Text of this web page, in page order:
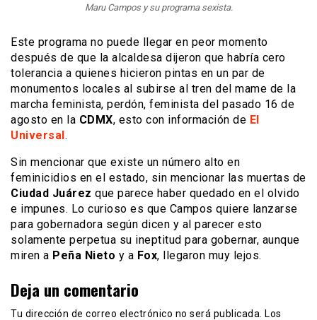
Maru Campos y su programa sexista.
Este programa no puede llegar en peor momento
después de que la alcaldesa dijeron que habría cero
tolerancia a quienes hicieron pintas en un par de
monumentos locales al subirse al tren del mame de la
marcha feminista, perdón, feminista del pasado 16 de
agosto en la CDMX, esto con información de El
Universal .
Sin mencionar que existe un número alto en
feminicidios en el estado, sin mencionar las muertas de
Ciudad Juárez que parece haber quedado en el olvido
e impunes. Lo curioso es que Campos quiere lanzarse
para gobernadora según dicen y al parecer esto
solamente perpetua su ineptitud para gobernar, aunque
miren a Peña Nieto y a Fox, llegaron muy lejos.
Deja un comentario
Tu dirección de correo electrónico no será publicada. Los